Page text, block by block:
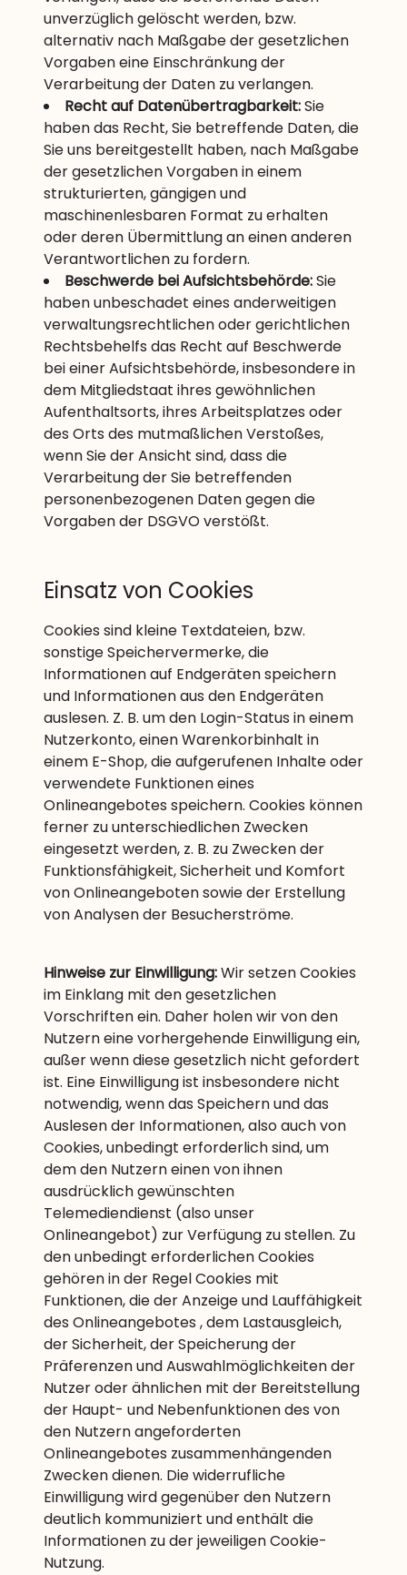
unverzüglich gelöscht werden, bzw.
alternativ nach Maßgabe der gesetzlichen
Vorgaben eine Einschränkung der
Verarbeitung der Daten zu verlangen.
Recht auf Datenübertragbarkeit:Sie
haben das Recht, Sie betreffende Daten, die
Sie uns bereitgestellt haben, nach Maßgabe
der gesetzlichen Vorgaben in einem
strukturierten, gängigen und
maschinenlesbaren Format zu erhalten
oder deren Übermittlung an einen anderen
Verantwortlichen zu fordern.
Beschwerde bei Aufsichtsbehörde:Sie
haben unbeschadet eines anderweitigen
verwaltungsrechtlichen oder gerichtlichen
Rechtsbehelfs das Recht auf Beschwerde
bei einer Aufsichtsbehörde, insbesondere in
dem Mitgliedstaat ihres gewöhnlichen
Aufenthaltsorts, ihres Arbeitsplatzes oder
des Orts des mutmaßlichen Verstoßes,
wenn Sie der Ansicht sind, dass die
Verarbeitung der Sie betreffenden
personenbezogenen Daten gegen die
Vorgaben der DSGVO verstößt.
Einsatz von Cookies
Cookies sind kleine Textdateien, bzw.
sonstige Speichervermerke, die
Informationen auf Endgeräten speichern
und Informationen aus den Endgeräten
auslesen. Z. B. um den Login-Status in einem
Nutzerkonto, einen Warenkorbinhalt in
einem E-Shop, die aufgerufenen Inhalte oder
verwendete Funktionen eines
Onlineangebotes speichern. Cookies können
ferner zu unterschiedlichen Zwecken
eingesetzt werden, z. B. zu Zwecken der
Funktionsfähigkeit, Sicherheit und Komfort
von Onlineangeboten sowie der Erstellung
von Analysen der Besucherströme.
Hinweise zur Einwilligung:Wir setzen Cookies
im Einklang mit den gesetzlichen
Vorschriften ein. Daher holen wir von den
Nutzern eine vorhergehende Einwilligung ein,
außer wenn diese gesetzlich nicht gefordert
ist. Eine Einwilligung ist insbesondere nicht
notwendig, wenn das Speichern und das
Auslesen der Informationen, also auch von
Cookies, unbedingt erforderlich sind, um
dem den Nutzern einen von ihnen
ausdrücklich gewünschten
Telemediendienst (also unser
Onlineangebot) zur Verfügung zu stellen. Zu
den unbedingt erforderlichen Cookies
gehören in der Regel Cookies mit
Funktionen, die der Anzeige und Lauffähigkeit
des Onlineangebotes , dem Lastausgleich,
der Sicherheit, der Speicherung der
Präferenzen und Auswahlmöglichkeiten der
Nutzer oder ähnlichen mit der Bereitstellung
der Haupt- und Nebenfunktionen des von
den Nutzern angeforderten
Onlineangebotes zusammenhängenden
Zwecken dienen. Die widerrufliche
Einwilligung wird gegenüber den Nutzern
deutlich kommuniziert und enthält die
Informationen zu der jeweiligen Cookie-
Nutzung.